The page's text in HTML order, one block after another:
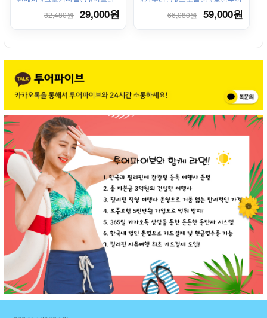
스 농장 #베이커스힐 #베이워크
#대성당 #4시간30분 #오후출발
32,480원 29,000원
#단독투어 #픽업제공 #우리끼리
66,080원 59,000원